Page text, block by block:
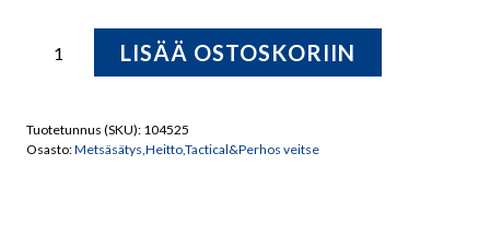
Cutlery
Commander
LISÄÄ OSTOSKORIIN
Tuotetunnus (SKU): 104525
Osasto:Metsäsätys,Heitto,Tactical&Perhos veitse